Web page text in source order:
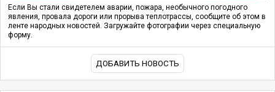
Если Вы стали свидетелем аварии, пожара, необычного погодного
явления, провала дороги или прорыва теплотрассы, сообщите об этом в
ленте народных новостей. Загружайте фотографии через специальную
форму.
ДОБАВИТЬ НОВОСТЬ